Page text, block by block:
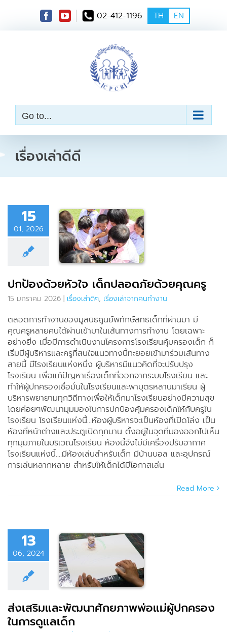
t
02-412-1196 TH EN
Go to...
เรื่องเล่าดีดี
15
01, 2026
งด้วย
จ เด็ก
ยด้วย
ครู
ทำงาน
ปกป้องด้วยหัวใจ เด็กปลอดภัยด้วยคุณครู
15 มกราคม 2026 | เรื่องเล่าดีๆ, เรื่องเล่าจากคนทำงาน
ตลอดการทำงานของมูลนิธิศูนย์พิทักษ์สิทธิเด็กที่ผ่านมา มี
คุณครูหลายคนได้ผ่านเข้ามาในเส้นทางการทำงาน โดยเฉพาะ
อย่างยิ่ง เมื่อมีการดำเนินงานโครงการโรงเรียนคุ้มครองเด็ก ก็
เริ่มมีผู้บริหารและครูที่สนใจแนวทางนี้ทะยอยเข้ามาร่วมเส้นทาง
สายนี้ มีโรงเรียนแห่งหนึ่ง ผู้บริหารมีแนวคิดที่จะปรับปรุง
โรงเรียน เพื่อแก้ปัญหาเรื่องเด็กที่ออกจากระบบโรงเรียน และ
ทำให้ผู้ปกครองเชื่อมั่นในโรงเรียนและพาบุตรหลานมาเรียน ผู้
บริหารพยายามทุกวิถีทางเพื่อให้เด็กมาโรงเรียนอย่างมีความสุข
โดยค่อยๆพัฒนามุมมองในการปกป้องคุ้มครองเด็กให้กับครูใน
โรงเรียน โรงเรียนแห่งนี้...ห้องผู้บริหารจะเป็นห้องที่เปิดโล่ง เป็น
ห้องที่หน้าต่างและประตูเปิดทุกบาน ตั้งอยู่ในจุดที่มองออกไปเห็น
ทุกมุมภายในบริเวณโรงเรียน ห้องนี้จึงไม่มีเครื่องปรับอากาศ
โรงเรียนแห่งนี้....มีห้องเล่นสำหรับเด็ก มีบ้านบอล และอุปกรณ์
การเล่นหลากหลาย สำหรับให้เด็กได้มีโอกาสเล่น
Read More
13
06, 2024
ริมและ
นา
พพ่อแม่
รองใน
เรื่องเล่าจาก
ทำงาน
ส่งเสริมและพัฒนาศักยภาพพ่อแม่ผู้ปกครอง
ในการดูแลเด็ก